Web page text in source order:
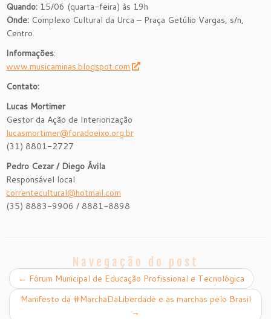
Quando: 15/06 (quarta-feira) às 19h
Onde: Complexo Cultural da Urca – Praça Getúlio Vargas, s/n,
Centro
Informações:
www.musicaminas.blogspot.com
Contato:
Lucas Mortimer
Gestor da Ação de Interiorização
lucasmortimer@foradoeixo.org.br
(31) 8801-2727
Pedro Cezar / Diego Ávila
Responsável local
correntecultural@hotmail.com
(35) 8883-9906 / 8881-8898
Navegação do post
← Fórum Municipal de Educação Profissional e Tecnológica
Manifesto da #MarchaDaLiberdade e as marchas pelo Brasil
→